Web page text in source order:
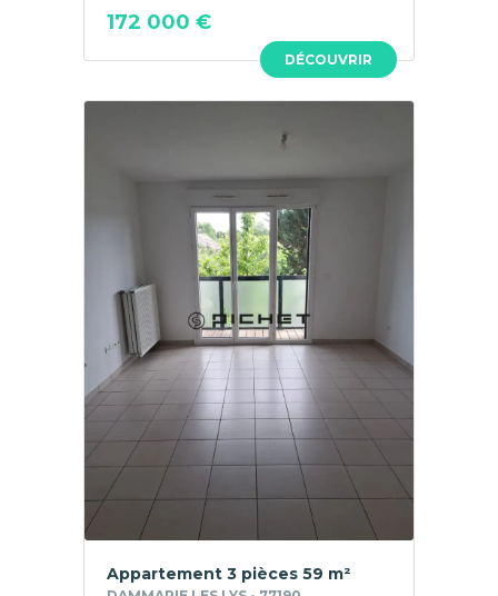
DÉCOUVRIR
172 000 €
Appartement 3 pièces 59 m²